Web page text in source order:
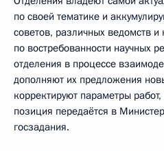
по своей тематике и
советов, различных ведомств и
по востребованности научных
отделения в процессе
дополняют их предложения
корректируют параметры
позиция передаётся в
госзадания.